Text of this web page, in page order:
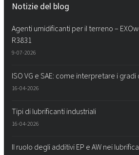
Notizie del blog
Agenti umidificanti per il terreno –
R3831
9-07-2026
ISO VG e SAE: come interpretare i gradi
16-04-2026
Tipi di lubrificanti industriali
16-04-2026
Il ruolo degli additivi EP e AW nei